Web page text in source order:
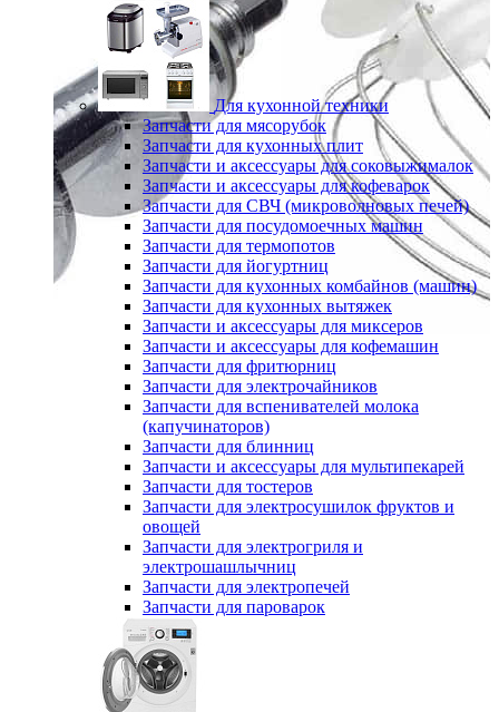
Для кухонной техники
Запчасти для мясорубок
Запчасти для кухонных плит
Запчасти и аксессуары для соковыжималок
Запчасти и аксессуары для кофеварок
Запчасти для СВЧ (микроволновых печей)
Запчасти для посудомоечных машин
Запчасти для термопотов
Запчасти для йогуртниц
Запчасти для кухонных комбайнов (машин)
Запчасти для кухонных вытяжек
Запчасти и аксессуары для миксеров
Запчасти и аксессуары для кофемашин
Запчасти для фритюрниц
Запчасти для электрочайников
Запчасти для вспенивателей молока
(капучинаторов)
Запчасти для блинниц
Запчасти и аксессуары для мультипекарей
Запчасти для тостеров
Запчасти для электросушилок фруктов и
овощей
Запчасти для электрогриля и
электрошашлычниц
Запчасти для электропечей
Запчасти для пароварок